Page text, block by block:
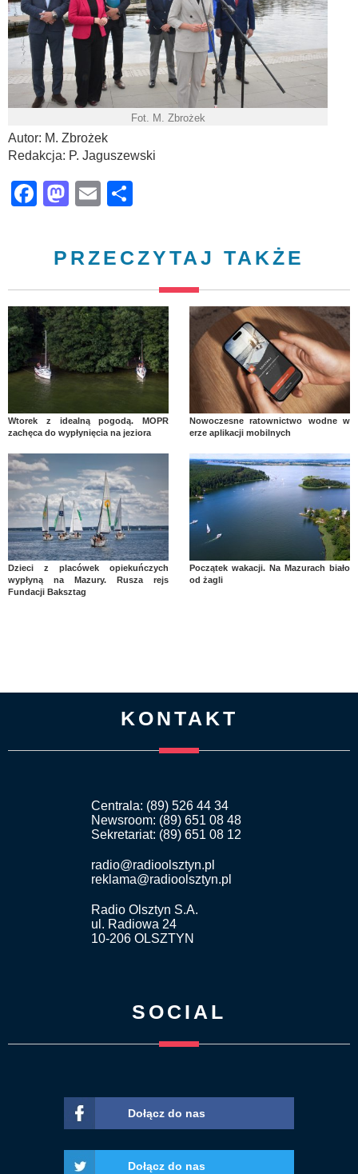
Fot. M. Zbrożek
Autor: M. Zbrożek
Redakcja: P. Jaguszewski
Facebook
Mastodon
Email
PRZECZYTAJ TAKŻE
Wtorek z idealną pogodą. MOPR
zachęca do wypłynięcia na jeziora
Nowoczesne ratownictwo wodne w
erze aplikacji mobilnych
Dzieci z placówek opiekuńczych
wypłyną na Mazury. Rusza rejs
Fundacji Baksztag
Początek wakacji. Na Mazurach biało
od żagli
KONTAKT
Centrala: (89) 526 44 34
Newsroom: (89) 651 08 48
Sekretariat: (89) 651 08 12
radio@radioolsztyn.pl
reklama@radioolsztyn.pl
Radio Olsztyn S.A.
ul. Radiowa 24
10-206 OLSZTYN
SOCIAL
Dołącz do nas
Dołącz do nas